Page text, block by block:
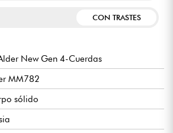
CON TRASTES
New Gen 4-Cuerdas
MM782
sólido